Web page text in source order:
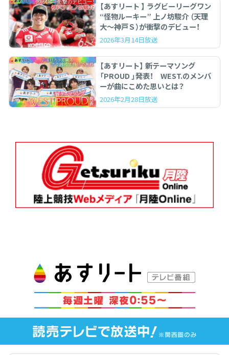
【あすリート 】 ラグビーリーグワン
“怪物ルーキー” 上ノ坊駿介 （天理
大〜神戸Ｓ）が衝撃のデビュー！
2026年3月14日放送
【あすリート】 新テーマソング
「PROUD 」発表！ WEST.のメンバ
ーが曲にこめた思いとは？
2026年2月28日放送